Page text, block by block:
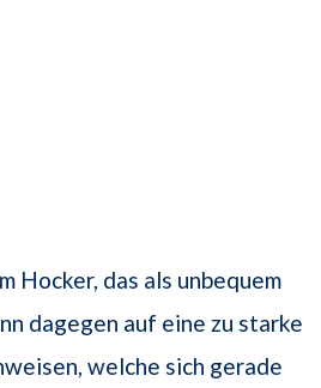
Hocker, das als unbequem
dagegen auf eine zu starke
welche sich gerade